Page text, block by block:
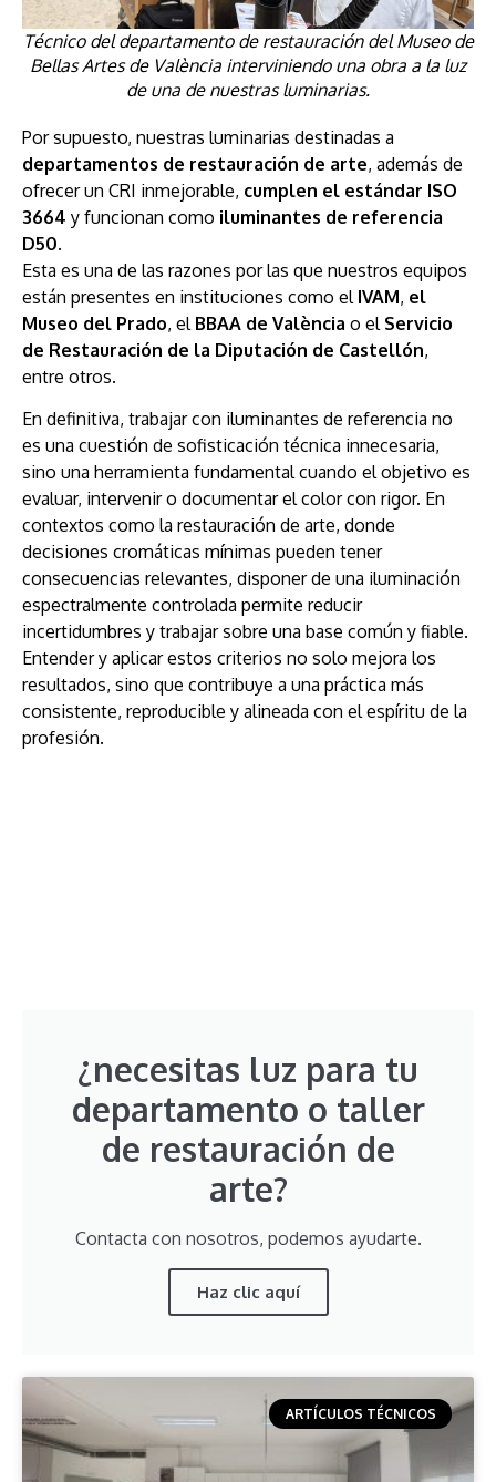
Técnico del departamento de restauración del Museo de
Bellas Artes de València interviniendo una obra a la luz
de una de nuestras luminarias.
Por supuesto, nuestras luminarias destinadas a
departamentos de restauración de arte, además de
ofrecer un CRI inmejorable, cumplen el estándar ISO
3664 y funcionan como iluminantes de referencia
D50.
Esta es una de las razones por las que nuestros equipos
están presentes en instituciones como el IVAM, el
Museo del Prado, el BBAA de València o el Servicio
de Restauración de la Diputación de Castellón,
entre otros.
En definitiva, trabajar con iluminantes de referencia no
es una cuestión de sofisticación técnica innecesaria,
sino una herramienta fundamental cuando el objetivo es
evaluar, intervenir o documentar el color con rigor. En
contextos como la restauración de arte, donde
decisiones cromáticas mínimas pueden tener
consecuencias relevantes, disponer de una iluminación
espectralmente controlada permite reducir
incertidumbres y trabajar sobre una base común y fiable.
Entender y aplicar estos criterios no solo mejora los
resultados, sino que contribuye a una práctica más
consistente, reproducible y alineada con el espíritu de la
profesión.
¿necesitas luz para tu
departamento o taller
de restauración de
arte?
Contacta con nosotros, podemos ayudarte.
Haz clic aquí
ARTÍCULOS TÉCNICOS